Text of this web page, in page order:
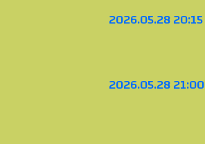
2026.05.28 20:15
2026.05.28 21:00